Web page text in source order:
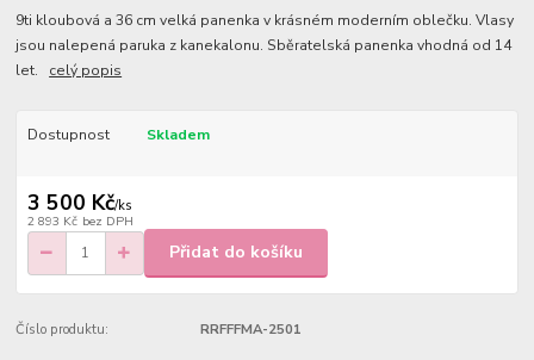
9ti kloubová a 36 cm velká panenka v krásném moderním oblečku. Vlasy
jsou nalepená paruka z kanekalonu. Sběratelská panenka vhodná od 14
let. celý popis
Dostupnost Skladem
3 500 Kč/ks
2 893 Kč bez DPH
Přidat do košíku
Číslo produktu: RRFFFMA-2501